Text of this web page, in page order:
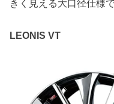
きく見える大口径仕様で
LEONIS VT